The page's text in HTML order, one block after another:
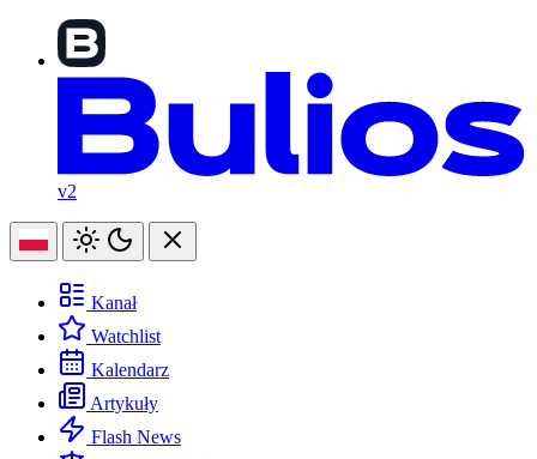
v2
Kanał
Watchlist
Kalendarz
Artykuły
Flash News